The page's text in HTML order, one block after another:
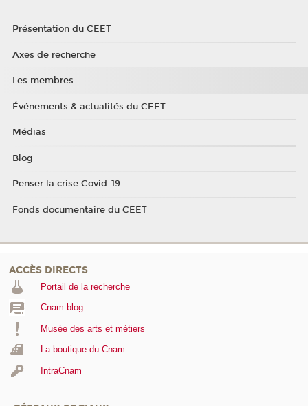
Présentation du CEET
Axes de recherche
Les membres
Événements & actualités du CEET
Médias
Blog
Penser la crise Covid-19
Fonds documentaire du CEET
ACCÈS DIRECTS
Portail de la recherche
Cnam blog
Musée des arts et métiers
La boutique du Cnam
IntraCnam